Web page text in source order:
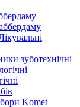
зуботехнічні